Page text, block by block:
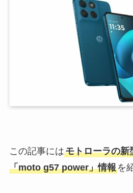
この記事にはモトローラの新
「moto g57 power」情報を